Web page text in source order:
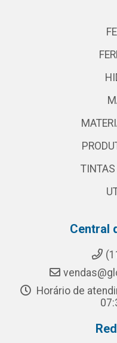
TINTAS
Central
Horário de